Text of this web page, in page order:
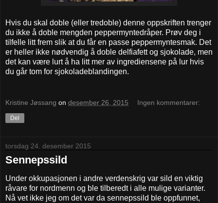
Hvis du skal doble (eller tredoble) denne oppskriften trenger
du ikke å doble mengden peppermyntedråper. Prøv deg i
tilfelle litt frem slik at du får en passe peppermyntesmak. Det
er heller ikke nødvendig å doble delfiafett og sjokolade, men
det kan være lurt å ha litt mer av ingrediensene på lur hvis
du går tom for sjokoladeblandingen.
Kristine Jøssang on desember 26, 2015 Ingen kommentarer:
Del
torsdag 24. desember 2015
Sennepssild
Under okkupasjonen i andre verdenskrig var sild en viktig
råvare for nordmenn og ble tilberedt i alle mulige varianter.
Nå vet ikke jeg om det var da sennepssild ble oppfunnet,